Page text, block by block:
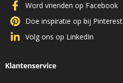
Word vrienden op Facebook
Doe inspiratie op bij Pinterest
Volg ons op LinkedIn
Klantenservice